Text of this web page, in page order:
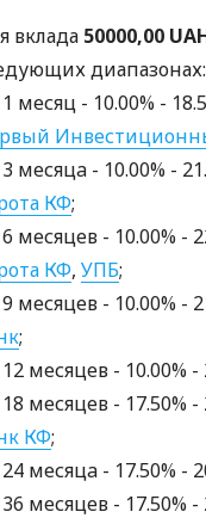
вклада 50000,00
диапазонах:
месяц - 10.00% -
месяцa - 10.00% -
КФ;
месяцев - 10.00% -
КФ, УПБ;
месяцев - 10.00% -
;
месяцев - 10.00%
месяцев - 17.50%
КФ;
месяцa - 17.50% -
месяцев - 17.50%